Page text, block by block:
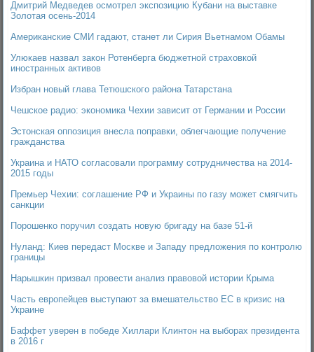
Дмитрий Медведев осмотрел экспозицию Кубани на выставке
Золотая осень-2014
Американские СМИ гадают, станет ли Сирия Вьетнамом Обамы
Улюкаев назвал закон Ротенберга бюджетной страховкой
иностранных активов
Избран новый глава Тетюшского района Татарстана
Чешское радио: экономика Чехии зависит от Германии и России
Эстонская оппозиция внесла поправки, облегчающие получение
гражданства
Украина и НАТО согласовали программу сотрудничества на 2014-
2015 годы
Премьер Чехии: соглашение РФ и Украины по газу может смягчить
санкции
Порошенко поручил создать новую бригаду на базе 51-й
Нуланд: Киев передаст Москве и Западу предложения по контролю
границы
Нарышкин призвал провести анализ правовой истории Крыма
Часть европейцев выступают за вмешательство ЕС в кризис на
Украине
Баффет уверен в победе Хиллари Клинтон на выборах президента
в 2016 г